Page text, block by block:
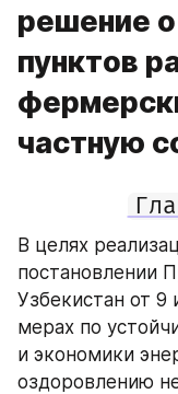
решение
пунктов
частную
В целях
постановлении
Узбекистан от
мерах по
и экономики
оздоровлению